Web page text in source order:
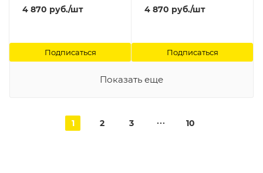
Games Workshop
4 870 руб./шт
Подписаться
4 870 руб./шт
Подписаться
Показать еще
1 2 3 10